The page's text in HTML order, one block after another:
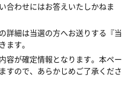
合わせにはお答えいたしかねま
詳細は当選の方へお送りする『当
ます。
容が確定情報となります。本ペー
すので、あらかじめご了承くださ